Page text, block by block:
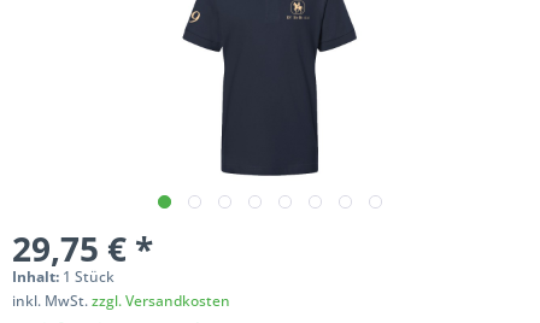
29,75 € *
Inhalt: 1 Stück
inkl. MwSt.zzgl. Versandkosten